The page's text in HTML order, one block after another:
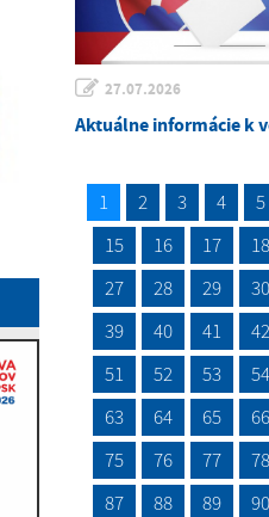
27.07.2026
Aktuálne informácie k
1 2 3 4 5
15
16 17 18
27
28 29 30
39
40 41 42
51
52 53 54
63
64 65 66
75
76 77 78
87
88 89 90